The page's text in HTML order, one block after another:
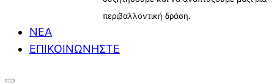
περιβαλλοντική δράση.
ΝΕΑ
ΕΠΙΚΟΙΝΩΝΗΣΤΕ